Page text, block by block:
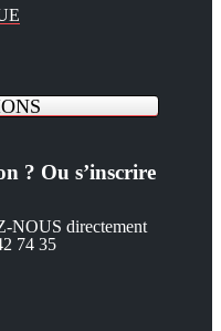
? Ou s’inscrire
NOUS directement
74 35